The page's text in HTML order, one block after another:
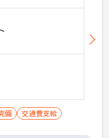
備 交通費支給